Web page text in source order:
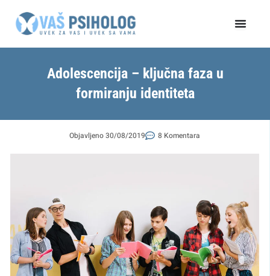
Adolescencija – ključna faza u
formiranju identiteta
Objavljeno30/08/2019 8 Komentara